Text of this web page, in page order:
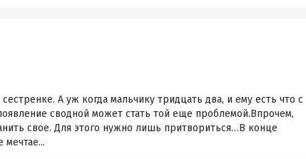
А уж когда мальчику тридцать два, и ему есть что с
сводной может стать той еще проблемой.Впрочем,
свое. Для этого нужно лишь притвориться…В конце
мечтае...